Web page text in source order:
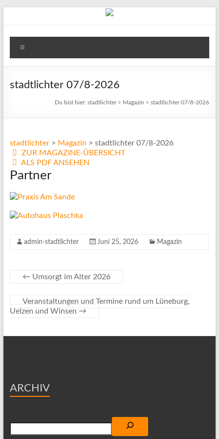
stadtlichter
Das
für
stadtlichter 07/8-2026
Du bist hier:stadtlichter> Magazin >stadtlichter 07/8-2026
stadtlichter> Magazin > stadtlichter 07/8-2026
ZUR MAGAZINE-ÜBERSICHT
ALS PDF ANSEHEN
Partner
admin-stadtlichter Juni 25, 2026 Magazin
← Umsorgt im Alter 2026
Veranstaltungen und Termine rund um Lüneburg,
Uelzen und Winsen →
ARCHIV